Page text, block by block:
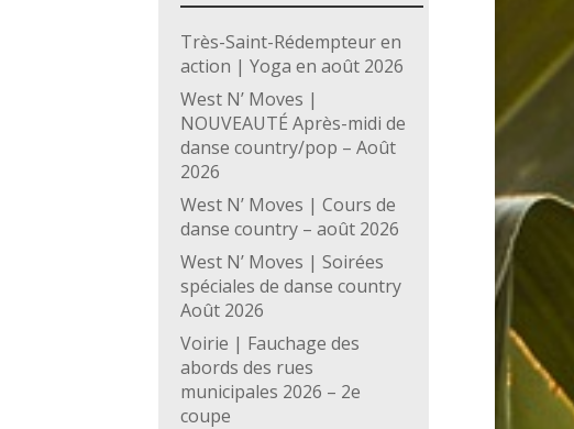
Très-Saint-Rédempteur en
action | Yoga en août 2026
West N’ Moves |
NOUVEAUTÉ Après-midi de
danse country/pop – Août
2026
West N’ Moves | Cours de
danse country – août 2026
West N’ Moves | Soirées
spéciales de danse country
Août 2026
Voirie | Fauchage des
abords des rues
municipales 2026 – 2e
coupe